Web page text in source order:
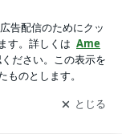
受け取りまし
開く